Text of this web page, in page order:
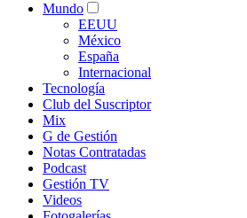
Mundo
EEUU
México
España
Internacional
Tecnología
Club del Suscriptor
Mix
G de Gestión
Notas Contratadas
Podcast
Gestión TV
Videos